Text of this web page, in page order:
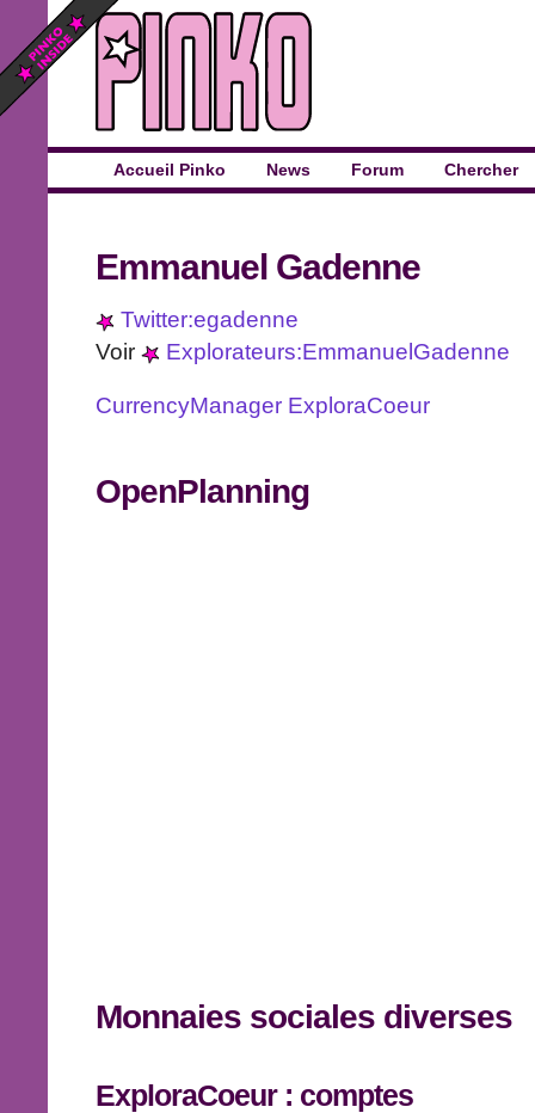
Accueil Pinko News Forum Chercher
Emmanuel Gadenne
Twitter:egadenne
Voir
Explorateurs:EmmanuelGadenne
CurrencyManager ExploraCoeur
OpenPlanning
Monnaies sociales diverses
ExploraCoeur: comptes